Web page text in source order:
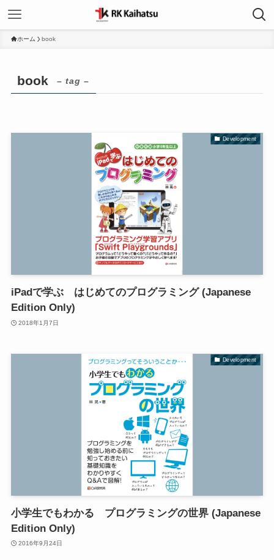
ホーム book
book – tag –
Development
iPadで学ぶ はじめてのプログラミング (Japanese
Edition Only)
2018年1月7日
Development
小学生でもわかる プログラミングの世界 (Japanese
Edition Only)
2016年9月24日